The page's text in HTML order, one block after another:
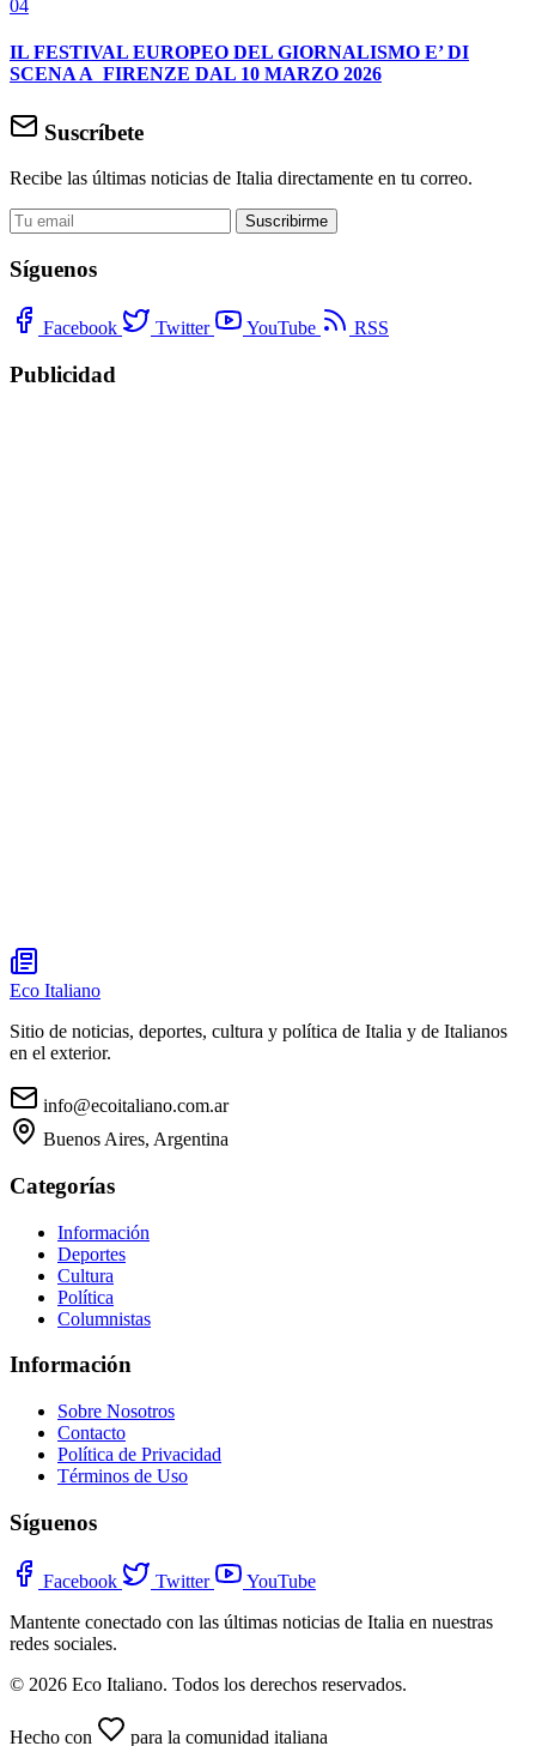
04
IL FESTIVAL EUROPEO DEL GIORNALISMO E’ DI
SCENA A FIRENZE DAL 10 MARZO 2026
Suscríbete
Recibe las últimas noticias de Italia directamente en tu correo.
Suscribirme
Síguenos
Facebook Twitter YouTube RSS
Publicidad
Eco Italiano
Sitio de noticias, deportes, cultura y política de Italia y de Italianos
en el exterior.
info@ecoitaliano.com.ar
Buenos Aires, Argentina
Categorías
Información
Deportes
Cultura
Política
Columnistas
Información
Sobre Nosotros
Contacto
Política de Privacidad
Términos de Uso
Síguenos
Facebook Twitter
YouTube
Mantente conectado con las últimas noticias de Italia en nuestras
redes sociales.
© 2026 Eco Italiano. Todos los derechos reservados.
Hecho con para la comunidad italiana